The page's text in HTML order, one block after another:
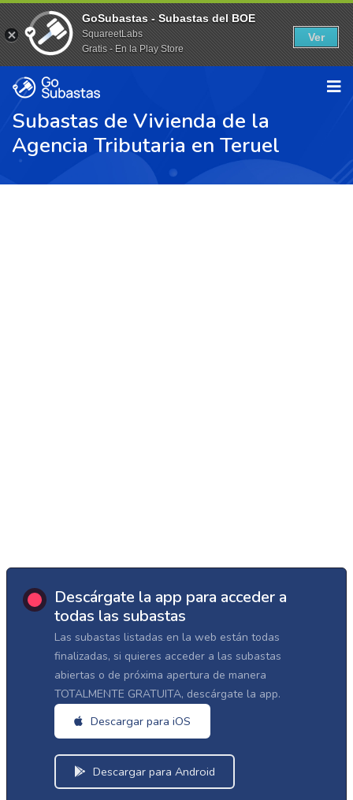
Subastas de Vivienda de la
Agencia Tributaria en Teruel
Descárgate la app para acceder a
todas las subastas
Las subastas listadas en la web están todas
finalizadas, si quieres acceder a las subastas
abiertas o de próxima apertura de manera
TOTALMENTE GRATUITA, descárgate la app.
Descargar para iOS
Descargar para Android
GoSubastas - Subastas del BOE
SquareetLabs
Gratis - En la Play Store
Ver